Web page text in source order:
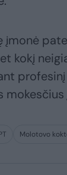
įmonė
kokį
Molotovo